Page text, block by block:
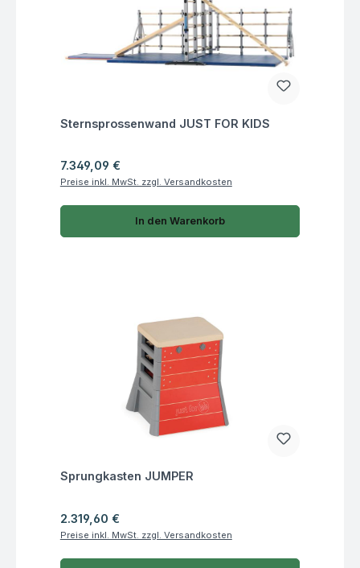
Fragen zum Artikel
Sternsprossenwand JUST FOR KIDS
Regulärer Preis:
7.349,09 €
Preise inkl. MwSt. zzgl. Versandkosten
In den Warenkorb
Fragen zum Artikel
Sprungkasten JUMPER
Regulärer Preis:
2.319,60 €
Preise inkl. MwSt. zzgl. Versandkosten